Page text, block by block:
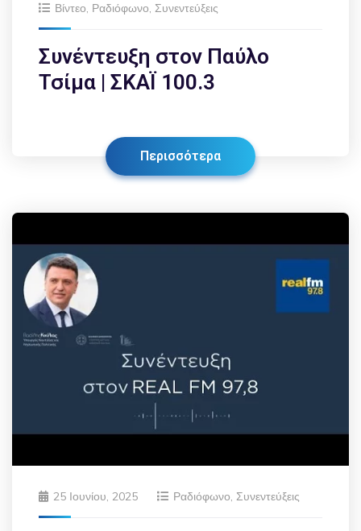
Βίντεο, Ραδιόφωνο, Συνεντεύξεις
Συνέντευξη στον Παύλο
Τσίμα | ΣΚΑΪ 100.3
Περισσότερα
25 Ιουνίου, 2025 Ραδιόφωνο Συνεντεύξεις